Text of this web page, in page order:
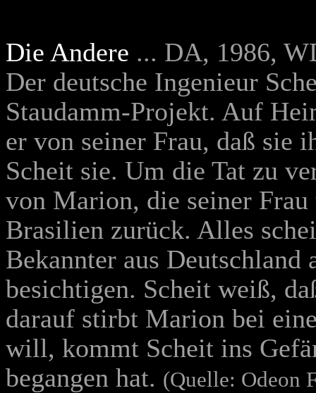
Die Andere ... DA, 1986,
Der deutsche Ingenieur
Staudamm-Projekt. Auf
er von seiner Frau, daß
Scheit sie. Um die Tat zu
von Marion, die seiner
Brasilien zurück. Alles
Bekannter aus
besichtigen. Scheit weiß,
darauf stirbt Marion bei
will, kommt Scheit ins
begangen hat. (Quelle: Odeon